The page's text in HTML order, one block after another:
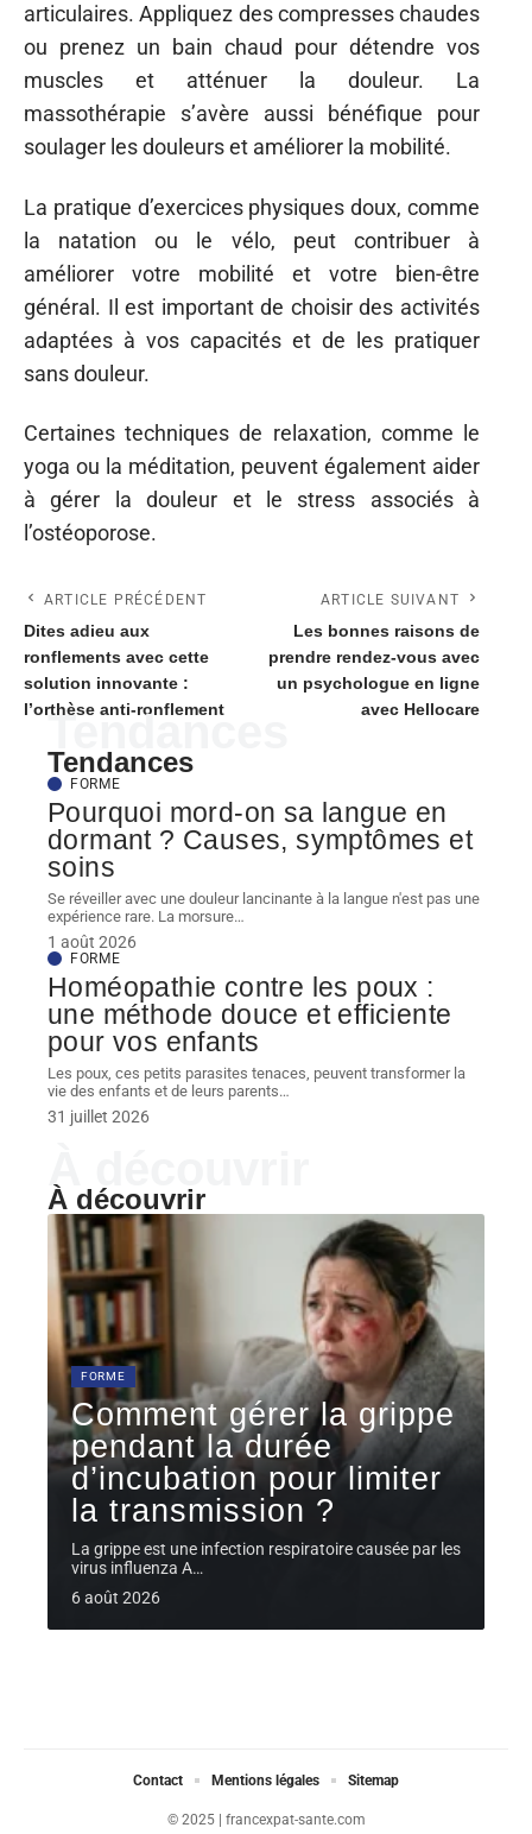
articulaires. Appliquez des compresses chaudes
ou prenez un bain chaud pour détendre vos
muscles et atténuer la douleur. La
massothérapie s’avère aussi bénéfique pour
soulager les douleurs et améliorer la mobilité.
La pratique d’exercices physiques doux, comme
la natation ou le vélo, peut contribuer à
améliorer votre mobilité et votre bien-être
général. Il est important de choisir des activités
adaptées à vos capacités et de les pratiquer
sans douleur.
Certaines techniques de relaxation, comme le
yoga ou la méditation, peuvent également aider
à gérer la douleur et le stress associés à
l’ostéoporose.
ARTICLE PRÉCÉDENT
Dites adieu aux
ronflements avec cette
solution innovante :
l’orthèse anti-ronflement
ARTICLE SUIVANT
Les bonnes raisons de
prendre rendez-vous avec
un psychologue en ligne
avec Hellocare
Tendances
Tendances
FORME
Pourquoi mord-on sa langue en
dormant ? Causes, symptômes et
soins
Se réveiller avec une douleur lancinante à la langue n'est pas une
expérience rare. La morsure…
1 août 2026
FORME
Homéopathie contre les poux :
une méthode douce et efficiente
pour vos enfants
Les poux, ces petits parasites tenaces, peuvent transformer la
vie des enfants et de leurs parents…
31 juillet 2026
À découvrir
FORME
Comment gérer la grippe
pendant la durée
d’incubation pour limiter
la transmission ?
La grippe est une infection respiratoire causée par les
virus influenza A…
6 août 2026
© 2025 | francexpat-sante.com
Contact Mentions légales Sitemap